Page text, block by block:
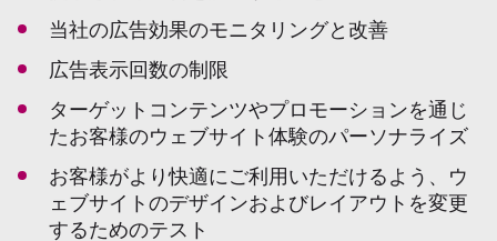
当社の広告効果のモニタリングと改善
広告表示回数の制限
ターゲットコンテンツやプロモーションを通じ
たお客様のウェブサイト体験のパーソナライズ
お客様がより快適にご利用いただけるよう、ウ
ェブサイトのデザインおよびレイアウトを変更
するためのテスト